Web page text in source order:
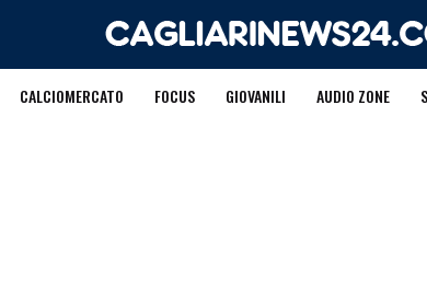
CALCIOMERCATO FOCUS GIOVANILI AUDIO ZONE